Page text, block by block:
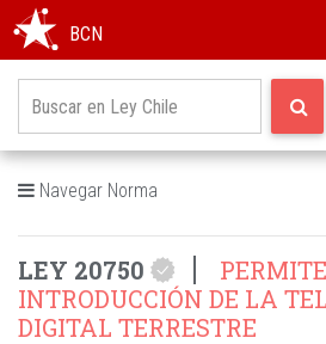
BCN
Navegar Norma
LEY 20750
INTRODUCCIÓN DE LA
DIGITAL TERRESTRE